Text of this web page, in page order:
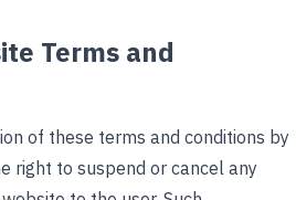
Terms and
of these terms and conditions by
right to suspend or cancel any